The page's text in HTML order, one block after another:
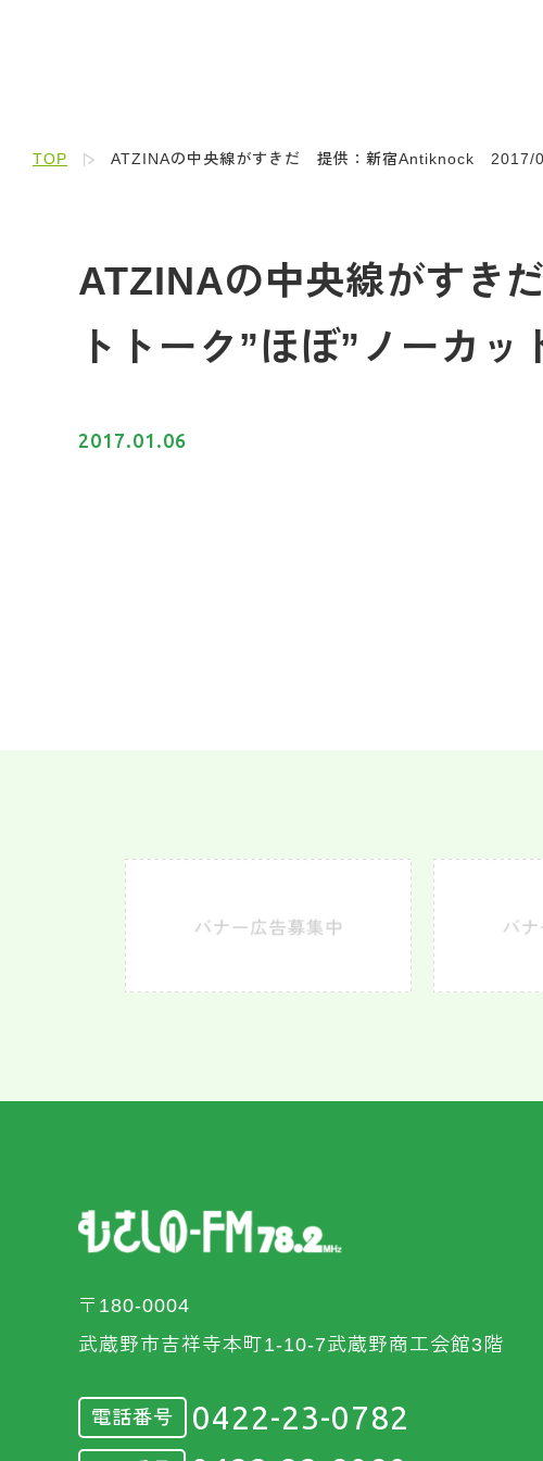
TOP ATZINAの中央線がすきだ 提供：新宿Antiknock 2017/
ATZINAの中央線がす
トトーク”ほぼ”ノーカッ
2017.01.06
〒180-0004
武蔵野市吉祥寺本町1-10-7武蔵野商工会館3階
電話番号 0422-23-0782